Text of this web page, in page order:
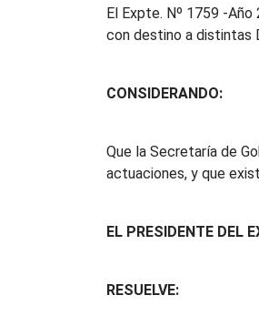
El Expte. Nº 1759 -
con destino a distintas
CONSIDERANDO:
Que la Secretaría de
actuaciones, y que
EL PRESIDENTE DEL
RESUELVE: